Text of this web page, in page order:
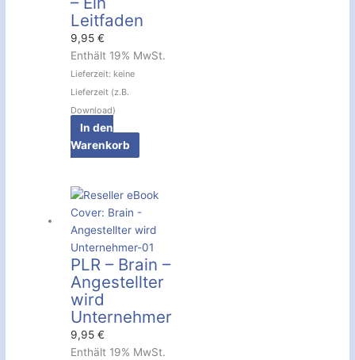
Leitfaden
9,95€
Enthält 19% MwSt.
Lieferzeit: keine
Lieferzeit (z.B.
Download)
In den
Warenkorb
PLR – Brain –
Angestellter
wird
Unternehmer
9,95€
Enthält 19% MwSt.